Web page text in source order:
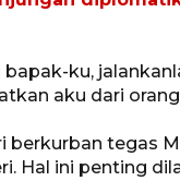
ku,
aku dari
berkurban tegas
Hal ini penting